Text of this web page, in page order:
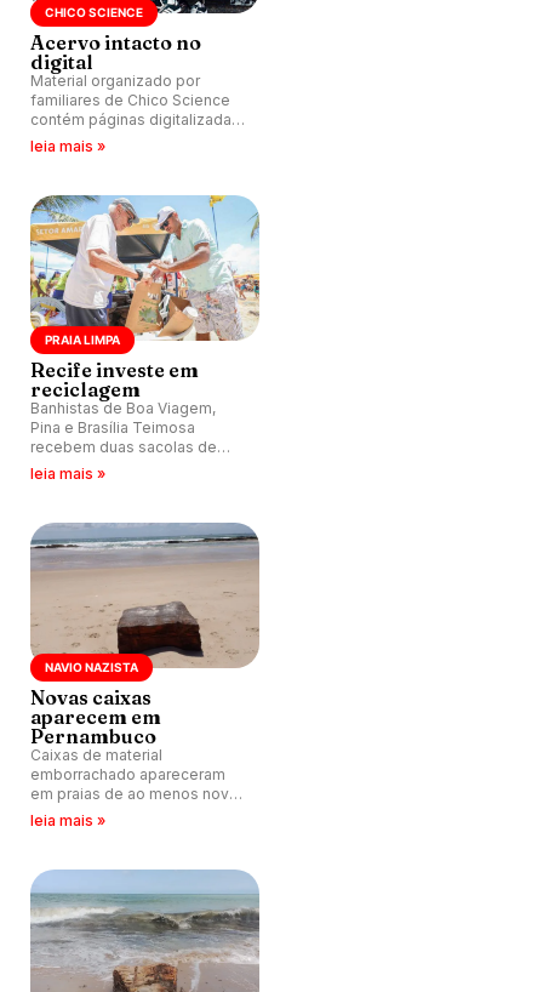
CHICO SCIENCE
Acervo intacto no
digital
Material organizado por
familiares de Chico Science
contém páginas digitalizadas
de cadernos com escritos do
leia mais »
PRAIA LIMPA
Recife investe em
reciclagem
Banhistas de Boa Viagem,
Pina e Brasília Teimosa
recebem duas sacolas de
papel para separar os
canudos.
leia mais »
NAVIO NAZISTA
Novas caixas
aparecem em
Pernambuco
Caixas de material
emborrachado apareceram
em praias de ao menos nove
cidades desde início de
leia mais »